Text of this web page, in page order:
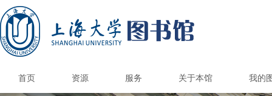
首页 资源 服务 关于本馆 我的